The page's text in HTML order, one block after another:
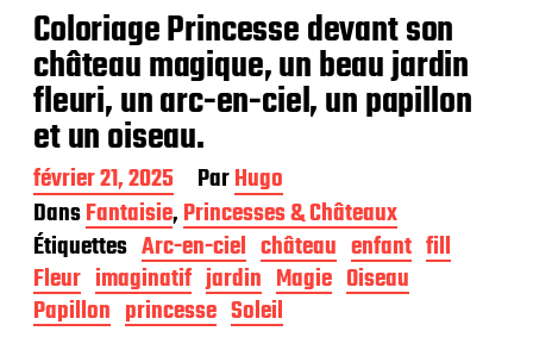
Coloriage Princesse devant son
château magique, un beau jardin
fleuri, un arc-en-ciel, un papillon
et un oiseau.
D
a
t
e
d
e
p
février 21, 2025 ParHugo
DansFantaisie,Princesses & Châteaux
Étiquettes Arc-en-ciel château enfant fill
Fleur imaginatif jardin Magie Oiseau
Papillon princesse Soleil